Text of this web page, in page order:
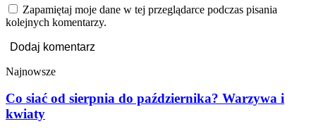
Zapamiętaj moje dane w tej przeglądarce podczas pisania
kolejnych komentarzy.
Najnowsze
Co siać od sierpnia do października? Warzywa i
kwiaty